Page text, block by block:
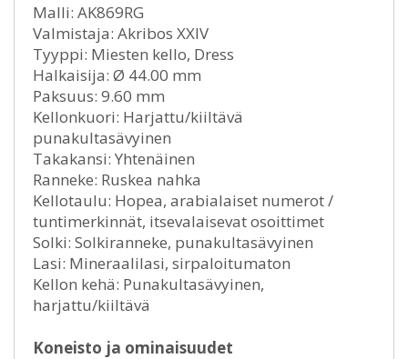
Malli: AK869RG
Valmistaja: Akribos XXIV
Tyyppi: Miesten kello, Dress
Halkaisija: Ø 44.00 mm
Paksuus: 9.60 mm
Kellonkuori: Harjattu/kiiltävä
punakultasävyinen
Takakansi: Yhtenäinen
Ranneke: Ruskea nahka
Kellotaulu: Hopea, arabialaiset numerot /
tuntimerkinnät, itsevalaisevat osoittimet
Solki: Solkiranneke, punakultasävyinen
Lasi: Mineraalilasi, sirpaloitumaton
Kellon kehä: Punakultasävyinen,
harjattu/kiiltävä
Koneisto ja ominaisuudet